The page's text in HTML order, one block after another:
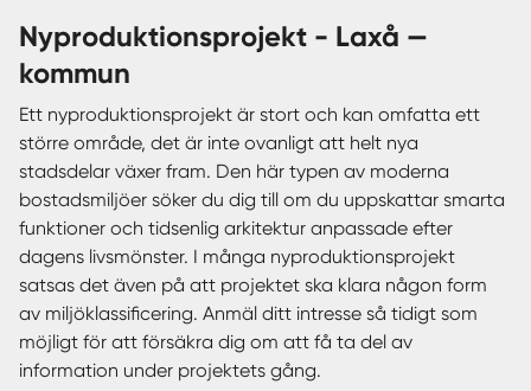
nyproduktionsprojekt - Laxå —
kommun
Ett nyproduktionsprojekt är stort och kan omfatta ett
större område, det är inte ovanligt att helt nya
stadsdelar växer fram. Den här typen av moderna
bostadsmiljöer söker du dig till om du uppskattar smarta
funktioner och tidsenlig arkitektur anpassade efter
dagens livsmönster. I många nyproduktionsprojekt
satsas det även på att projektet ska klara någon form
av miljöklassificering. Anmäl ditt intresse så tidigt som
möjligt för att försäkra dig om att få ta del av
information under projektets gång.